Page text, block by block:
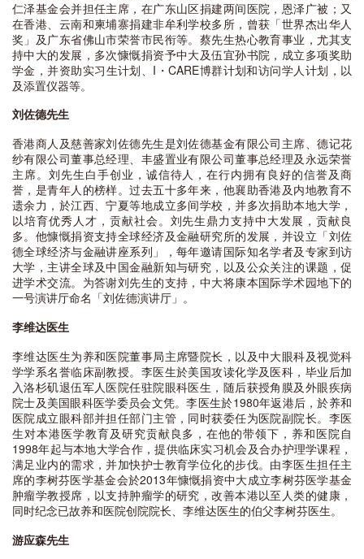
仁泽基金会并担任主席，在广东山区捐建两间医院，恩泽广被；又
在香港、云南和柬埔寨捐建非牟利学校多所，曾获「世界杰出华人
奖」及广东省佛山市荣誉市民衔等。蔡先生热心教育事业，尤其支
持中大的发展，多次慷慨捐资予中大及伍宜孙书院，成立多项奖助
学金，并资助实习生计划、I・CARE博群计划和访问学人计划，以
及添置仪器等。
刘佐德先生
香港商人及慈善家刘佐德先生是刘佐德基金有限公司主席、德记花
纱有限公司董事总经理、丰盛置业有限公司董事总经理及永远荣誉
主席。刘先生白手创业，诚信待人，在行内拥有良好的信誉及商
誉，是青年人的榜样。过去五十多年来，他襄助香港及内地教育不
遗余力，於江西、宁夏等地成立多间学校，并多次捐助本地大学，
以培育优秀人才，贡献社会。刘先生鼎力支持中大发展，贡献良
多。他慷慨捐资支持全球经济及金融研究所的发展，并设立「刘佐
德全球经济与金融讲座系列」，每年邀请国际知名学者及专家到访
大学，主讲全球及中国金融新知与研究，以及公众关注的课题，促
进学术交流。为答谢刘先生的支持，中大将康本国际学术园地下的
一号演讲厅命名「刘佐德演讲厅」。
李维达医生
李维达医生为养和医院董事局主席暨院长，以及中大眼科及视觉科
学学系名誉临床副教授。李医生於美国攻读化学及医科，毕业后加
入洛杉矶退伍军人医院任驻院眼科医生，随后获授角膜及外眼疾病
院士及美国眼科医学委员会文凭。李医生於1980年返港后，於养和
医院成立眼科部并担任部门主管，同时获委任为医院副院长。李医
生对本港医学教育及研究贡献良多，在他的带领下，养和医院自
1998年起与本地大学合作，提供临床实习机会及合办护理学课程，
满足业内的需求，并加快护士教育学位化的步伐。由李医生担任主
席的李树芬医学基金会於2013年慷慨捐资中大成立李树芬医学基金
肿瘤学教授席，以支持肿瘤学的研究，改善本港以至人类的健康，
同时纪念已故养和医院创院院长、李维达医生的伯父李树芬医生。
游应森先生